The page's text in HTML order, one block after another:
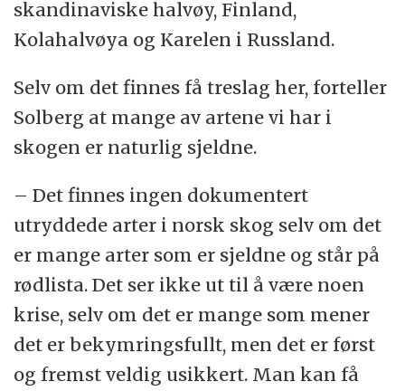
skandinaviske halvøy, Finland,
Kolahalvøya og Karelen i Russland.
Selv om det finnes få treslag her, forteller
Solberg at mange av artene vi har i
skogen er naturlig sjeldne.
– Det finnes ingen dokumentert
utryddede arter i norsk skog selv om det
er mange arter som er sjeldne og står på
rødlista. Det ser ikke ut til å være noen
krise, selv om det er mange som mener
det er bekymringsfullt, men det er først
og fremst veldig usikkert. Man kan få